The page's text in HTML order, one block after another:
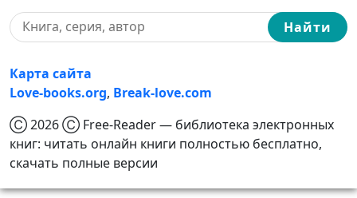
Найти
Карта сайта
Love-books.org, Break-love.com
Ⓒ 2026 Ⓒ Free-Reader — библиотека электронных
книг: читать онлайн книги полностью бесплатно,
скачать полные версии